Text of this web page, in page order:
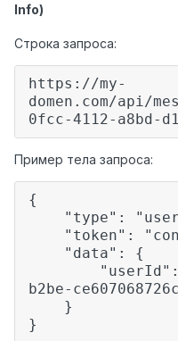
Info)
Строка запроса:
https://my-
domen.com/api/
0fcc-4112-a8bd-
Пример тела запроса:
{
"type":
"token":
"data": {
"userId":
b2be-
}
}